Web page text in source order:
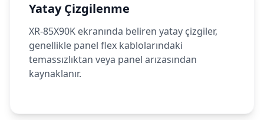
Yatay Çizgilenme
XR-85X90K ekranında beliren yatay çizgiler,
genellikle panel flex kablolarındaki
temassızlıktan veya panel arızasından
kaynaklanır.